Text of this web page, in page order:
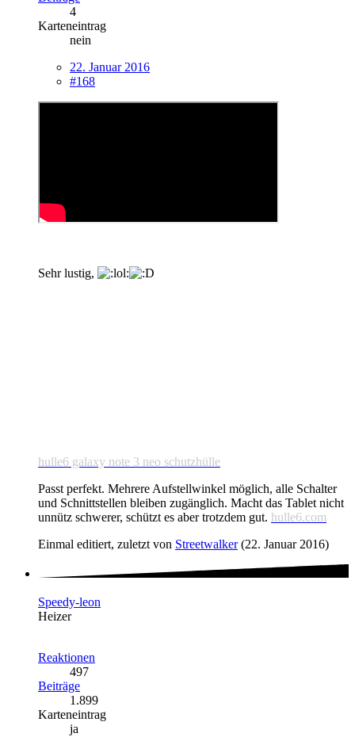
4
Karteneintrag
nein
22. Januar 2016
#168
Sehr lustig,
hulle6 galaxy note 3 neo schutzhülle
Passt perfekt. Mehrere Aufstellwinkel möglich, alle Schalter
und Schnittstellen bleiben zugänglich. Macht das Tablet nicht
unnütz schwerer, schützt es aber trotzdem gut. hulle6.com
Einmal editiert, zuletzt von Streetwalker(22. Januar 2016)
Speedy-leon
Heizer
Reaktionen
497
Beiträge
1.899
Karteneintrag
ja